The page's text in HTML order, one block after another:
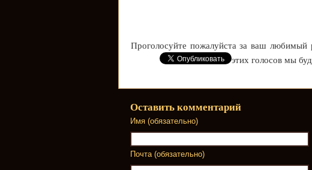
Проголосуйте пожалуйста за ваш любимый
этих голосов мы
Оставить комментарий
Имя (обязательно)
Почта (обязательно)